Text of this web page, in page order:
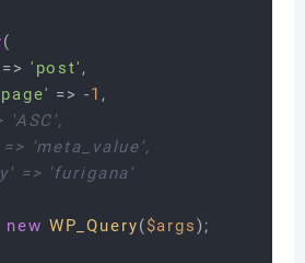
(
=> 'post' ,
=> -1 ,
'ASC',
'meta_value',
=> 'furigana'
new WP_Query($args